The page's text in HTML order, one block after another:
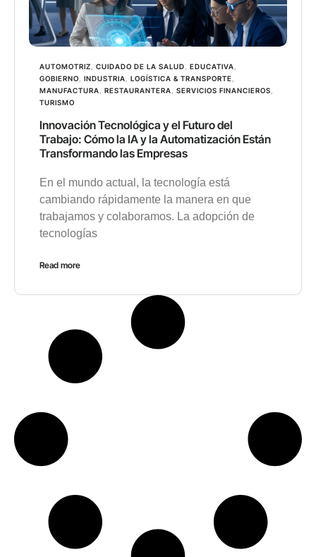
AUTOMOTRIZ CUIDADO DE LA SALUD EDUCATIVA
GOBIERNO
INDUSTRIA LOGÍSTICA & TRANSPORTE
MANUFACTURA
RESTAURANTERA SERVICIOS FINANCIEROS
TURISMO
Innovación Tecnológica y el Futuro del
Trabajo: Cómo la IA y la Automatización Están
Transformando las Empresas
En el mundo actual, la tecnología está
cambiando rápidamente la manera en que
trabajamos y colaboramos. La adopción de
tecnologías
Read more